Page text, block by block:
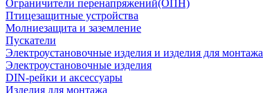
Ограничители перенапряжений(ОПН)
Птицезащитные устройства
Молниезащита и заземление
Пускатели
Электроустановочные изделия и изделия для монтажа
Электроустановочные изделия
DIN-рейки и аксессуары
Изделия для монтажа